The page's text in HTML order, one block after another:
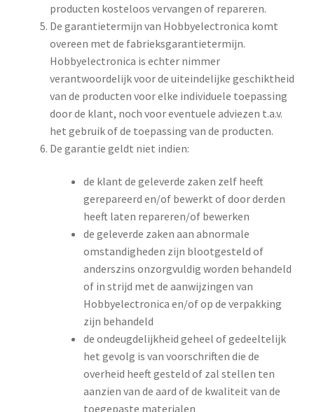
producten kosteloos vervangen of repareren.
De garantietermijn van Hobbyelectronica komt
overeen met de fabrieksgarantietermijn.
Hobbyelectronica is echter nimmer
verantwoordelijk voor de uiteindelijke geschiktheid
van de producten voor elke individuele toepassing
door de klant, noch voor eventuele adviezen t.a.v.
het gebruik of de toepassing van de producten.
De garantie geldt niet indien:
de klant de geleverde zaken zelf heeft
gerepareerd en/of bewerkt of door derden
heeft laten repareren/of bewerken
de geleverde zaken aan abnormale
omstandigheden zijn blootgesteld of
anderszins onzorgvuldig worden behandeld
of in strijd met de aanwijzingen van
Hobbyelectronica en/of op de verpakking
zijn behandeld
de ondeugdelijkheid geheel of gedeeltelijk
het gevolg is van voorschriften die de
overheid heeft gesteld of zal stellen ten
aanzien van de aard of de kwaliteit van de
toegepaste materialen